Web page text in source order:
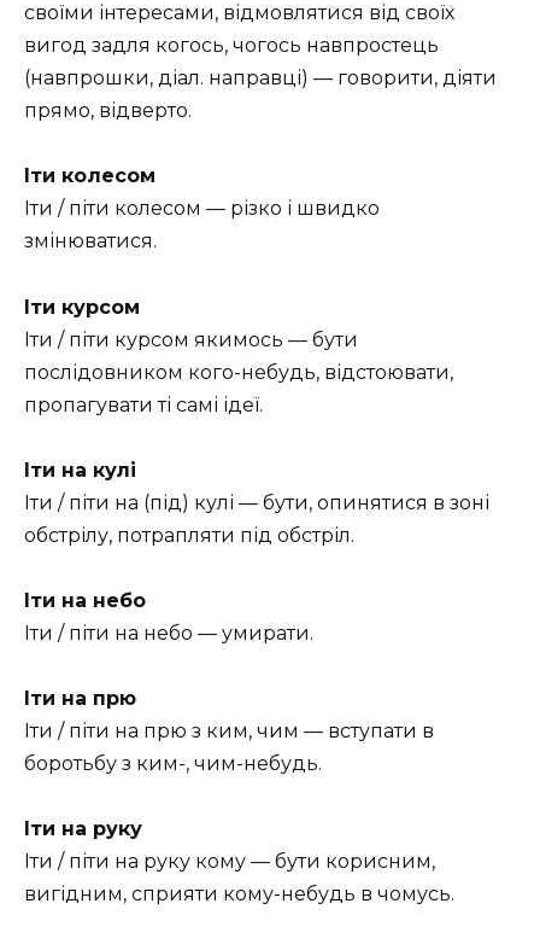
своїми інтересами, відмовлятися від своїх
вигод задля когось, чогось навпростець
(навпрошки, діал. направці) — говорити, діяти
прямо, відверто.
Іти колесом
Іти / піти колесом — різко і швидко
змінюватися.
Іти курсом
Іти / піти курсом якимось — бути
послідовником кого-небудь, відстоювати,
пропагувати ті самі ідеї.
Іти на кулі
Іти / піти на (під) кулі — бути, опинятися в зоні
обстрілу, потрапляти під обстріл.
Іти на небо
Іти / піти на небо — умирати.
Іти на прю
Іти / піти на прю з ким, чим — вступати в
боротьбу з ким-, чим-небудь.
Іти на руку
Іти / піти на руку кому — бути корисним,
вигідним, сприяти кому-небудь в чомусь.